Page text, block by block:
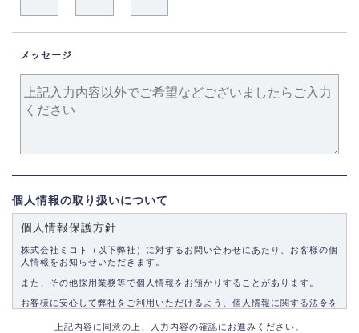
メッセージ
個人情報の取り扱いについて
個人情報保護方針
株式会社ミコト（以下弊社）に対するお問い合わせにあたり、お客様の個
人情報をお知らせいただきます。
また、その他採用業務等で個人情報をお預かりすることがあります。
お客様に安心して弊社をご利用いただけるよう、個人情報に関する法令を
上記内容に同意の上、入力内容の確認にお進みください。